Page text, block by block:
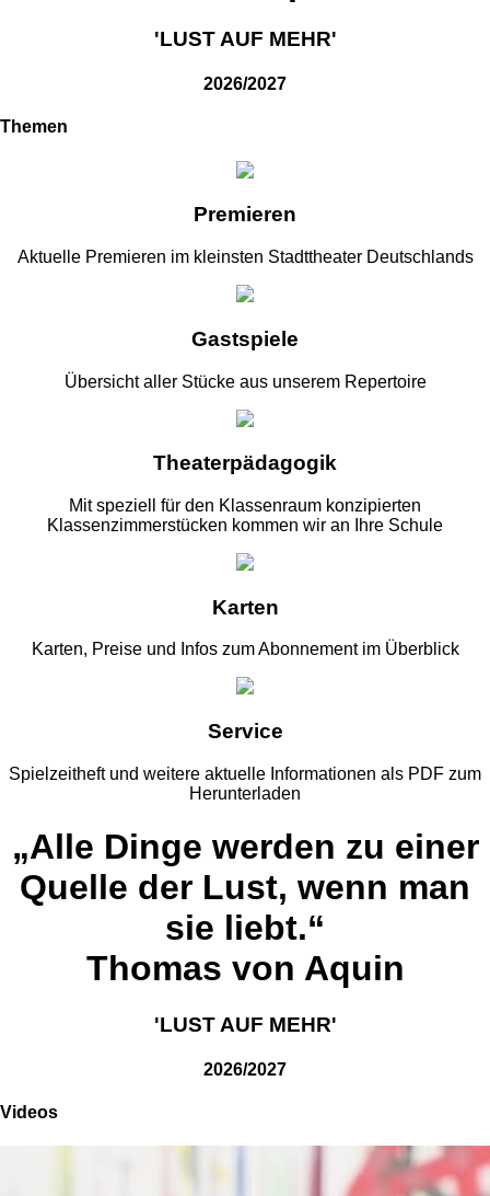
'LUST AUF MEHR'
2026/2027
Themen
Premieren
Aktuelle Premieren im kleinsten Stadttheater Deutschlands
Gastspiele
Übersicht aller Stücke aus unserem Repertoire
Theaterpädagogik
Mit speziell für den Klassenraum konzipierten
Klassenzimmerstücken kommen wir an Ihre Schule
Karten
Karten, Preise und Infos zum Abonnement im Überblick
Service
Spielzeitheft und weitere aktuelle Informationen als PDF zum
Herunterladen
„Alle Dinge werden zu einer
Quelle der Lust, wenn man
sie liebt.“
Thomas von Aquin
'LUST AUF MEHR'
2026/2027
Videos